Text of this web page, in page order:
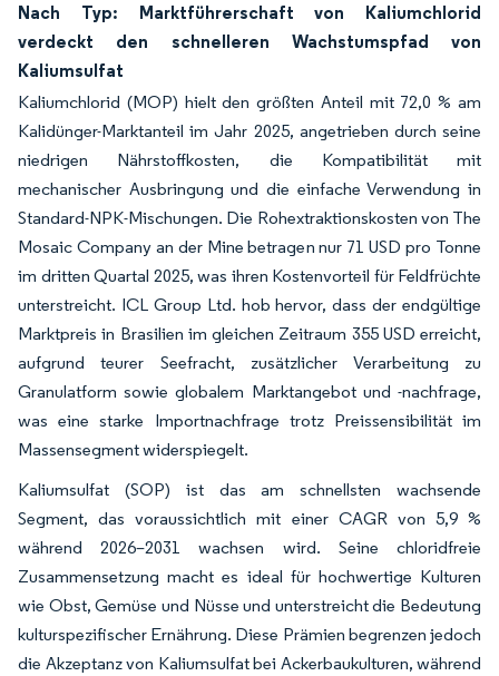
Nach Typ: Marktführerschaft von Kaliumchlorid
verdeckt den schnelleren Wachstumspfad von
Kaliumsulfat
Kaliumchlorid (MOP) hielt den größten Anteil mit 72,0 % am
Kalidünger-Marktanteil im Jahr 2025, angetrieben durch seine
niedrigen Nährstoffkosten, die Kompatibilität mit
mechanischer Ausbringung und die einfache Verwendung in
Standard-NPK-Mischungen. Die Rohextraktionskosten von The
Mosaic Company an der Mine betragen nur 71 USD pro Tonne
im dritten Quartal 2025, was ihren Kostenvorteil für Feldfrüchte
unterstreicht. ICL Group Ltd. hob hervor, dass der endgültige
Marktpreis in Brasilien im gleichen Zeitraum 355 USD erreicht,
aufgrund teurer Seefracht, zusätzlicher Verarbeitung zu
Granulatform sowie globalem Marktangebot und -nachfrage,
was eine starke Importnachfrage trotz Preissensibilität im
Massensegment widerspiegelt.
Kaliumsulfat (SOP) ist das am schnellsten wachsende
Segment, das voraussichtlich mit einer CAGR von 5,9 %
während 2026–2031 wachsen wird. Seine chloridfreie
Zusammensetzung macht es ideal für hochwertige Kulturen
wie Obst, Gemüse und Nüsse und unterstreicht die Bedeutung
kulturspezifischer Ernährung. Diese Prämien begrenzen jedoch
die Akzeptanz von Kaliumsulfat bei Ackerbaukulturen, während